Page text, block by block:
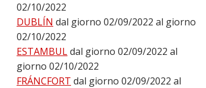
02/10/2022
DUBLÍN dal giorno 02/09/2022 al giorno
02/10/2022
ESTAMBULdal giorno 02/09/2022 al
giorno 02/10/2022
FRÁNCFORT dal giorno 02/09/2022 al